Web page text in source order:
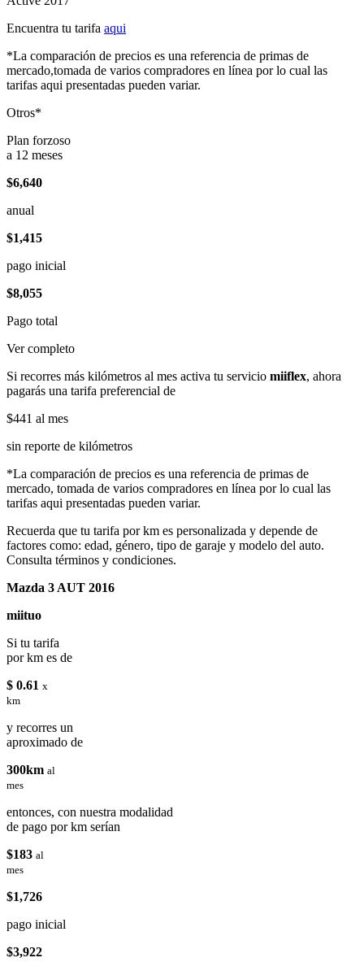
Encuentra tu tarifa aqui
*La comparación de precios es una referencia de primas de
mercado,tomada de varios compradores en línea por lo cual las
tarifas aqui presentadas pueden variar.
Otros*
Plan forzoso
a 12 meses
$6,640
anual
$1,415
pago inicial
$8,055
Pago total
Ver completo
Si recorres más kilómetros al mes activa tu servicio miiflex, ahora
pagarás una tarifa preferencial de
$441 al mes
sin reporte de kilómetros
*La comparación de precios es una referencia de primas de
mercado, tomada de varios compradores en línea por lo cual las
tarifas aqui presentadas pueden variar.
Recuerda que tu tarifa por km es personalizada y depende de
factores como: edad, género, tipo de garaje y modelo del auto.
Consulta términos y condiciones.
Mazda 3 AUT 2016
miituo
Si tu tarifa
por km es de
$ 0.61 x
km
y recorres un
aproximado de
300km al
mes
entonces, con nuestra modalidad
de pago por km serían
$183 al
mes
$1,726
pago inicial
$3,922